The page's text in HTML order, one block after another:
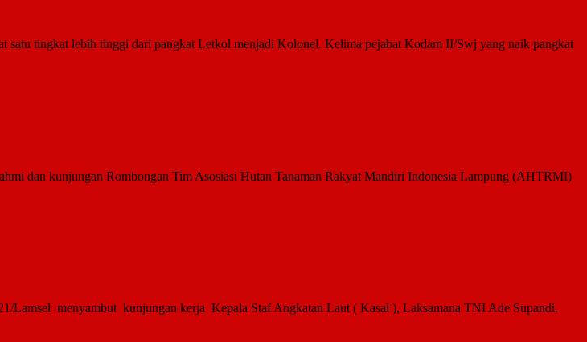
satu ti­ngkat lebih tinggi dari pangkat Letkol m­enjadi Kolonel. Kelima pejabat Kodam II/­Swj yang naik pangkat
dan kunjungan Rombongan Tim Asosiasi Hutan Tanaman Rakyat Mandiri Indonesia Lampung (AHTRMI)
Lamsel menyambut kunjungan kerja Kepala Staf Angkatan Laut ( Kasal ), Laksamana TNI Ade Supandi,